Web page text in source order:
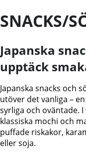
SNACKS/
Japanska
upptäck
Japanska snacks och
utöver det vanliga –
syrliga och oväntade.
klassiska mochi och
puffade riskakor,
eller soja.